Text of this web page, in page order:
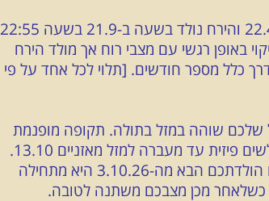
ב-21.9 יש ליקוי חמה חלקי במזל מאזניים, ב-שעה22.42 והירח נולד בשעה ב-21.9 בשעה 22:55
באופן רגשי עם מצבי רוח אך מולד הירח
כלל מספר חודשים. [תלוי לכל אחד על פי
שלכם שוהה במזל בתולה. תקופה מופנמת
יותר ותרגישו עם ביטחון עצמי נמוך יותר ואולי גם מוחלשים פיזית עד מעברה למזל מאזניים 13.10.
אך לפני אמצע אוקטובר תתקשו לחוות הרמוניה. ביום הולדתכם הבא מה-3.10.26 היא מתחילה